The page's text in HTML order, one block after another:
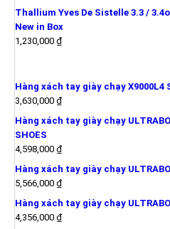
Thallium Yves De Sistelle 3.3 /
New in Box
1,230,000 ₫
Hàng xách tay giày chạy X9000L4
3,630,000 ₫
Hàng xách tay giày chạy
SHOES
4,598,000 ₫
Hàng xách tay giày chạy
5,566,000 ₫
Hàng xách tay giày chạy
4,356,000 ₫